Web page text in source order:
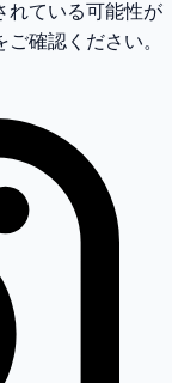
れている可能性が
確認ください。